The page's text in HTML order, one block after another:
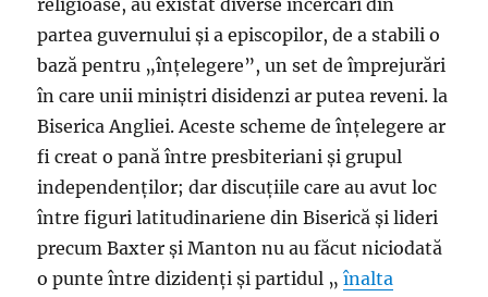
religioase, au existat diverse încercări din
partea guvernului și a episcopilor, de a stabili o
bază pentru „înțelegere”, un set de împrejurări
în care unii miniștri disidenzi ar putea reveni. la
Biserica Angliei. Aceste scheme de înțelegere ar
fi creat o pană între presbiteriani și grupul
independenților; dar discuțiile care au avut loc
între figuri latitudinariene din Biserică și lideri
precum Baxter și Manton nu au făcut niciodată
o punte între dizidenți și partidul „înalta